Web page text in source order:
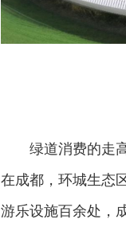
绿道消费的走
在成都，环城生态
游乐设施百余处，